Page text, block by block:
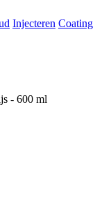
Injecteren Coating
- 600 ml